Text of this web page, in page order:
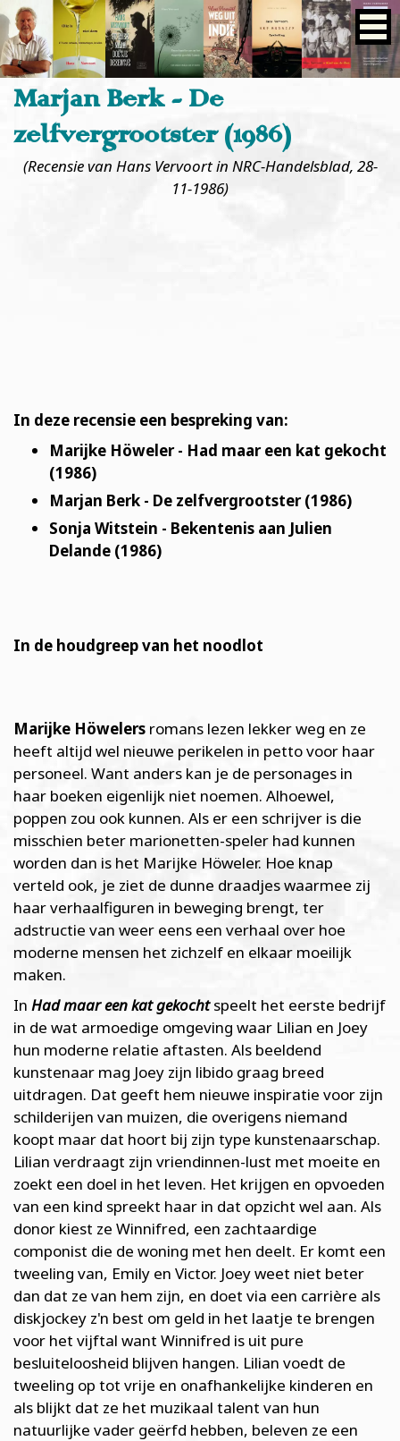
Marjan Berk - De
zelfvergrootster (1986)
(Recensievan Hans Vervoort in NRC-Handelsblad, 28-
11-1986)
In deze recensie een bespreking van:
Marijke Höweler - Had maar een kat gekocht
(1986)
Marjan Berk - De zelfvergrootster (1986)
Sonja Witstein - Bekentenis aan Julien
Delande (1986)
In de houdgreep van het noodlot
Marijke Höwelers romans lezen lekker weg en ze
heeft altijd wel nieuwe perikelen in petto voor haar
personeel. Want anders kan je de personages in
haar boeken eigenlijk niet noemen. Alhoewel,
poppen zou ook kunnen. Als er een schrijver is die
misschien beter marionetten-speler had kunnen
worden dan is het Marijke Höweler. Hoe knap
verteld ook, je ziet de dunne draadjes waarmee zij
haar verhaalfiguren in beweging brengt, ter
adstructie van weer eens een verhaal over hoe
moderne mensen het zichzelf en elkaar moeilijk
maken.
In Had maar een kat gekochtspeelt het eerste bedrijf
in de wat armoedige omgeving waar Lilian en Joey
hun moderne relatie aftasten. Als beeldend
kunstenaar mag Joey zijn libido graag breed
uitdragen. Dat geeft hem nieuwe inspiratie voor zijn
schilderijen van muizen, die overigens niemand
koopt maar dat hoort bij zijn type kunstenaarschap.
Lilian verdraagt zijn vriendinnen-lust met moeite en
zoekt een doel in het leven. Het krijgen en opvoeden
van een kind spreekt haar in dat opzicht wel aan. Als
donor kiest ze Winnifred, een zachtaardige
componist die de woning met hen deelt. Er komt een
tweeling van, Emily en Victor. Joey weet niet beter
dan dat ze van hem zijn, en doet via een carrière als
diskjockey z'n best om geld in het laatje te brengen
voor het vijftal want Winnifred is uit pure
besluiteloosheid blijven hangen. Lilian voedt de
tweeling op tot vrije en onafhankelijke kinderen en
als blijkt dat ze het muzikaal talent van hun
natuurlijke vader geërfd hebben, beleven ze een